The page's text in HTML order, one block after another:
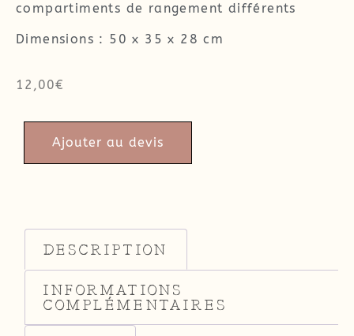
compartiments de rangement différents
Dimensions : 50 x 35 x 28 cm
12,00€
Ajouter au devis
DESCRIPTION
INFORMATIONS
COMPLÉMENTAIRES